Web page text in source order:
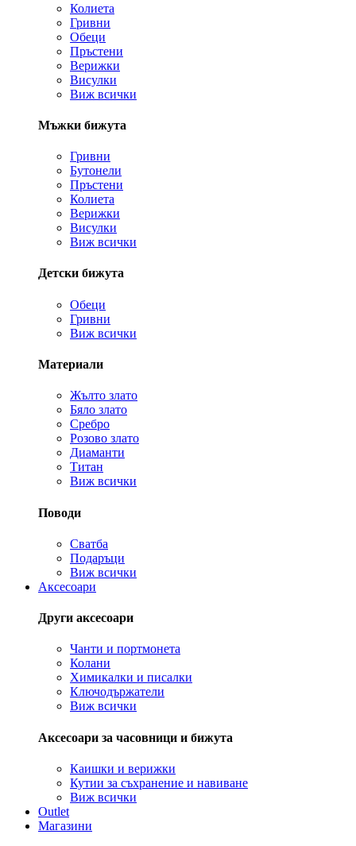
Колиета
Гривни
Обеци
Пръстени
Верижки
Висулки
Виж всички
Мъжки бижута
Гривни
Бутонели
Пръстени
Колиета
Верижки
Висулки
Виж всички
Детски бижута
Обеци
Гривни
Виж всички
Материали
Жълто злато
Бяло злато
Сребро
Розово злато
Диаманти
Титан
Виж всички
Поводи
Сватба
Подаръци
Виж всички
Аксесоари
Други аксесоари
Чанти и портмонета
Колани
Химикалки и писалки
Ключодържатели
Виж всички
Аксесоари за часовници и бижута
Каишки и верижки
Кутии за съхранение и навиване
Виж всички
Outlet
Магазини